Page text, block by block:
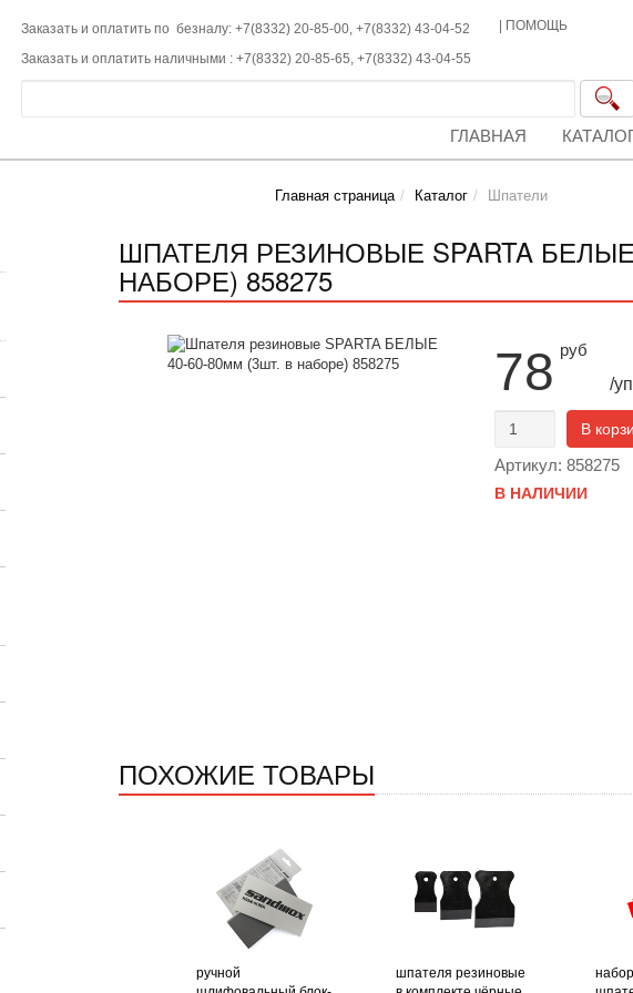
Заказать и оплатить по безналу: +7(8332) 20-85-00, +7(8332) 43-04-52
Заказать и оплатить наличными : +7(8332) 20-85-65, +7(8332) 43-04-55
ПОМОЩЬ
ГЛАВНАЯ
Главная страница Каталог Шпатели
ШПАТЕЛЯ РЕЗИНОВЫЕ SPARTA
НАБОРЕ) 858275
78 руб
/
В
Артикул: 858275
В НАЛИЧИИ
ПОХОЖИЕ ТОВАРЫ
ручной
шпателя резиновые